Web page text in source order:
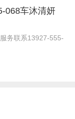
068车沐清妍
务联系13927-555-